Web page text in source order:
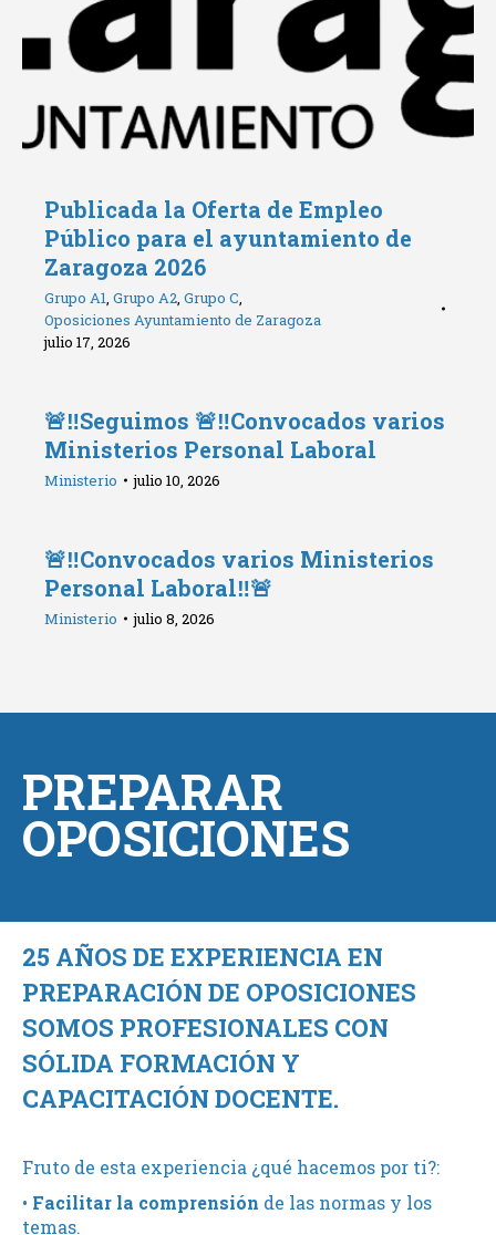
Publicada la Oferta de Empleo
Público para el ayuntamiento de
Zaragoza 2026
Grupo A1, Grupo A2, Grupo C,
Oposiciones Ayuntamiento de Zaragoza
julio 17, 2026
🚨‼️Seguimos 🚨‼️Convocados varios
Ministerios Personal Laboral
Ministerio julio 10, 2026
🚨‼️Convocados varios Ministerios
Personal Laboral‼️🚨
Ministerio julio 8, 2026
PREPARAR
OPOSICIONES
25 AÑOS DE EXPERIENCIA EN
PREPARACIÓN DE OPOSICIONES
SOMOS PROFESIONALES CON
SÓLIDA FORMACIÓN Y
CAPACITACIÓN DOCENTE.
Fruto de esta experiencia ¿qué hacemos por ti?:
• Facilitar la comprensión de las normas y los
temas.